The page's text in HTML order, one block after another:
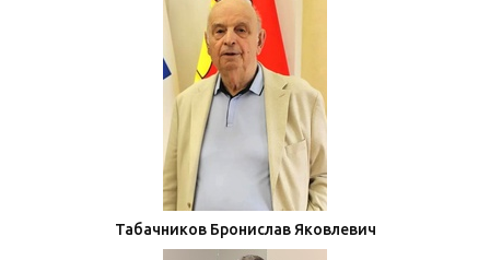
Табачников Бронислав Яковлевич